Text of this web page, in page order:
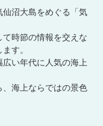
沼大島をめぐる「気
時節の情報を交えな
す。
い年代に人気の海上
海上ならではの景色